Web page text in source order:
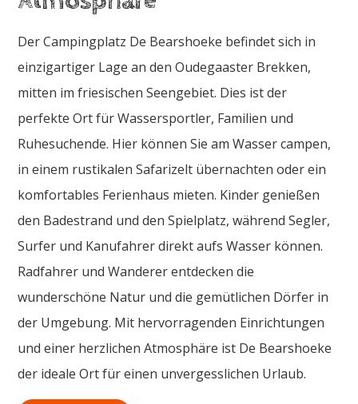
Der Campingplatz De Bearshoeke befindet sich in
einzigartiger Lage an den Oudegaaster Brekken,
mitten im friesischen Seengebiet. Dies ist der
perfekte Ort für Wassersportler, Familien und
Ruhesuchende. Hier können Sie am Wasser campen,
in einem rustikalen Safarizelt übernachten oder ein
komfortables Ferienhaus mieten. Kinder genießen
den Badestrand und den Spielplatz, während Segler,
Surfer und Kanufahrer direkt aufs Wasser können.
Radfahrer und Wanderer entdecken die
wunderschöne Natur und die gemütlichen Dörfer in
der Umgebung. Mit hervorragenden Einrichtungen
und einer herzlichen Atmosphäre ist De Bearshoeke
der ideale Ort für einen unvergesslichen Urlaub.